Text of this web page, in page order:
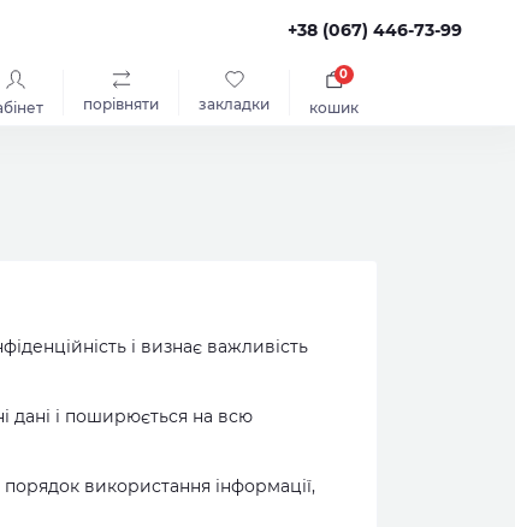
+38 (067) 446-73-99
порівняти закладки кошик
0
і визнає важливість
дані і поширюється на всю
використання інформації,